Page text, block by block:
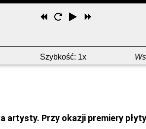
Odtwórz
Uruchom
Przewiń
przodu
Szybkość: 1x
Przy okazji premiery płyty